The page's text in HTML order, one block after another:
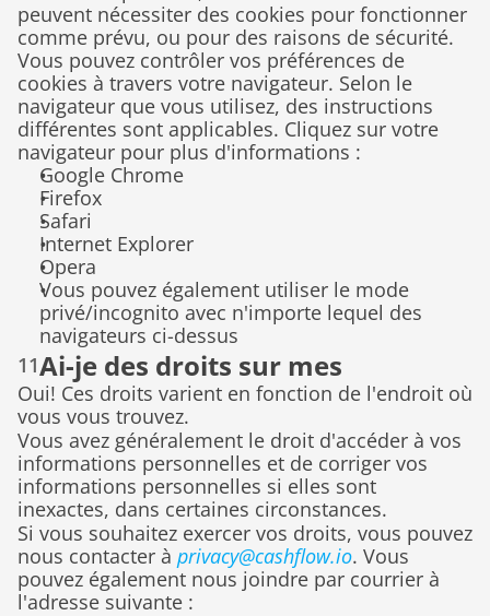
peuvent nécessiter des cookies pour fonctionner
comme prévu, ou pour des raisons de sécurité.
Vous pouvez contrôler vos préférences de
cookies à travers votre navigateur. Selon le
navigateur que vous utilisez, des instructions
différentes sont applicables. Cliquez sur votre
navigateur pour plus d'informations :
Google Chrome
Firefox
Safari
Internet Explorer
Opera
Vous pouvez également utiliser le mode
privé/incognito avec n'importe lequel des
navigateurs ci-dessus
11Ai-je des droits sur mes
informations personnelles
Oui! Ces droits varient en fonction de l'endroit où
vous vous trouvez.
Vous avez généralement le droit d'accéder à vos
informations personnelles et de corriger vos
informations personnelles si elles sont
inexactes, dans certaines circonstances.
Si vous souhaitez exercer vos droits, vous pouvez
nous contacter à privacy@cashflow.io. Vous
pouvez également nous joindre par courrier à
l'adresse suivante :